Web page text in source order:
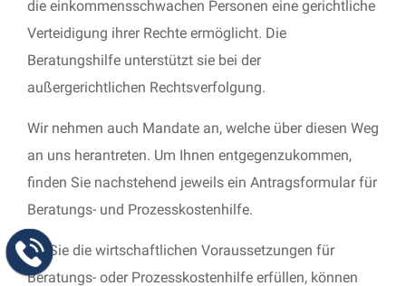
die einkommensschwachen Personen eine gerichtliche
Verteidigung ihrer Rechte ermöglicht. Die
Beratungshilfe unterstützt sie bei der
außergerichtlichen Rechtsverfolgung.
Wir nehmen auch Mandate an, welche über diesen Weg
an uns herantreten. Um Ihnen entgegenzukommen,
finden Sie nachstehend jeweils ein Antragsformular für
Beratungs- und Prozesskostenhilfe.
Ob Sie die wirtschaftlichen Voraussetzungen für
Beratungs- oder Prozesskostenhilfe erfüllen, können